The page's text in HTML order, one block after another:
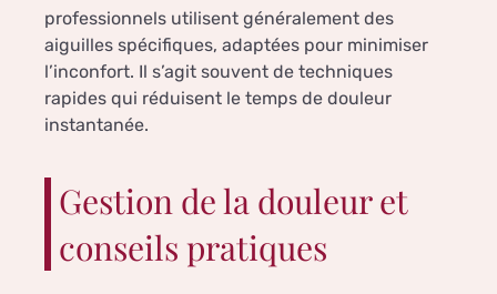
professionnels utilisent généralement des
aiguilles spécifiques, adaptées pour minimiser
l’inconfort. Il s’agit souvent de techniques
rapides qui réduisent le temps de douleur
instantanée.
Gestion de la douleur et
conseils pratiques